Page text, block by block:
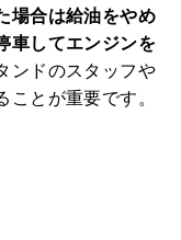
場合は給油をやめ
車してエンジンを
ンドのスタッフや
とが重要です。